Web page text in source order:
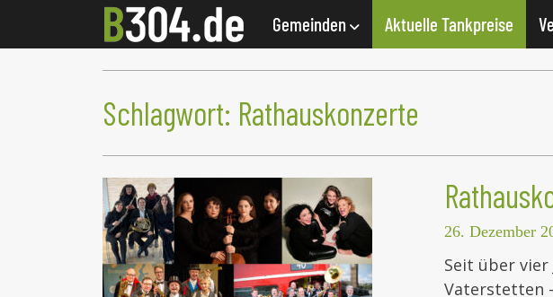
Gemeinden Aktuelle Tankpreise
Schlagwort: Rathauskonzerte
26. Dezember
Seit über
Vaterstetten